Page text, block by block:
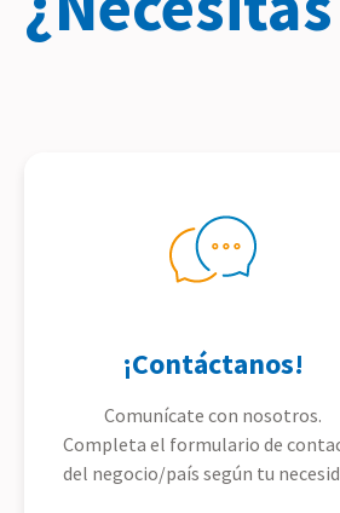
¡Contáctanos!
Comunícate con nosotros.
Completa el formulario de
del negocio/país según tu